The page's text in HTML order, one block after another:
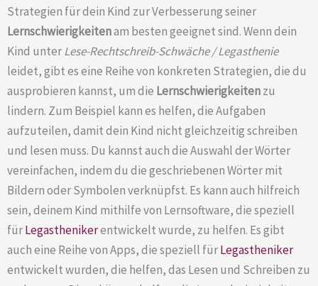
Strategien für dein Kind zur Verbesserung seiner
Lernschwierigkeitenam besten geeignet sind. Wenn dein
Kind unterLese-Rechtschreib-Schwäche / Legasthenie
leidet, gibt es eine Reihe von konkreten Strategien, die du
ausprobieren kannst, um die Lernschwierigkeitenzu
lindern. Zum Beispiel kann es helfen, die Aufgaben
aufzuteilen, damit dein Kind nicht gleichzeitig schreiben
und lesen muss. Du kannst auch die Auswahl der Wörter
vereinfachen, indem du die geschriebenen Wörter mit
Bildern oder Symbolen verknüpfst. Es kann auch hilfreich
sein, deinem Kind mithilfe von Lernsoftware, die speziell
fürLegasthenikerentwickelt wurde, zu helfen. Es gibt
auch eine Reihe von Apps, die speziell fürLegastheniker
entwickelt wurden, die helfen, das Lesen und Schreiben zu